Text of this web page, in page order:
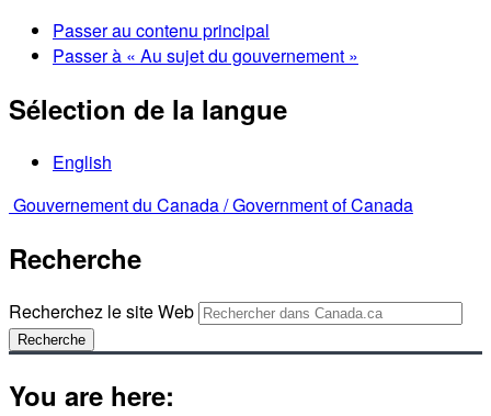
Passer au contenu principal
Passer à « Au sujet du gouvernement »
Sélection de la langue
English
Gouvernement du Canada /Government of Canada
Recherche
Recherchez le site Web
Recherche
You are here: